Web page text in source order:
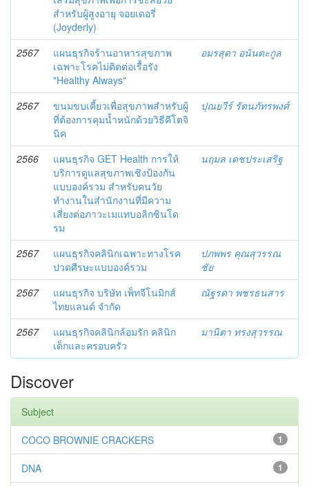
สำหรับผู้สูงอายุ จอยเดอรี่
(Joyderly)
2567
แผนธุรกิจร้านอาหารสุขภาพ
เฉพาะโรคไม่ติดต่อเรื้อรัง
"Healthy Always"
อมรสุดา อนันตะกูล
2567
ขนมขบเคี้ยวเพื่อสุขภาพสำหรับผู้
ที่ต้องการคุมน้ำหนักด้วยวิธีคีโตจิ
นิค
ปุณยวีร์ รัตนภัทรพงศ์
2566
แผนธุรกิจ GET Health การให้
บริการดูแลสุขภาพเชิงป้องกัน
แบบองค์รวม สำหรับคนวัย
ทำงานในสำนักงานที่มีความ
เสี่ยงต่อภาวะเมแทบอลิกซินโด
รม
นฤมล เดชประเสริฐ
2567
แผนธุรกิจคลินิกเฉพาะทางโรค
ปวดศีรษะแบบองค์รวม
ปภพพร คุณสุวรรณ
ชัย
2567
แผนธุรกิจ บริษัท เพ็ทจีโนมิกส์
ไทยแลนด์ จำกัด
ณัฐรดา พชรธนสาร
2567
แผนธุรกิจคลินิกล้อมรัก คลินิก
เด็กและครอบครัว
มานิตา ทรงสุวรรณ
Discover
Subject
1
COCO BROWNIE CRACKERS
1
DNA